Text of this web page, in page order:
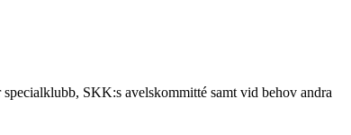
SKK:s avelskommitté samt vid behov andra